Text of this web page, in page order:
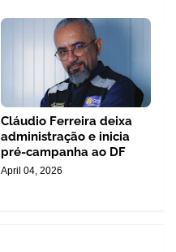
Cláudio Ferreira deixa
administração e inicia
pré-campanha ao DF
April 04, 2026